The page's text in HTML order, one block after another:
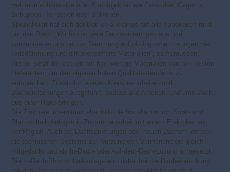
Holzrahmenbauweise oder Bauprojekten wie Fassaden, Carports,
Schuppen, Terrassen oder Balkonen.
Spezialisiert hat sich der Betrieb allerdings auf alle Tätigkeiten rund
um das Dach. „Wir führen viele Dachsanierungen aus und
konzentrieren uns bei der Dämmung auf ökologische Lösungen wie
Holzdämmung und diffusionsoffene Materialien“, so Asmussen.
Hierbei setzt der Betrieb auf hochwertige Materialien von den besten
Lieferanten, um den eigenen hohen Qualitätsstandards zu
entsprechen. Zusätzlich werden Klempnerarbeiten und
Dacheindeckungen ausgeführt, sodass alle Arbeiten rund ums Dach
aus einer Hand erfolgen.
Die Zimmerei übernimmt ebenfalls die Installation von Solar- und
Photovoltaik-Anlagen in Zusammenarbeit mit einem Elektriker aus
der Region. Auch bei Dachsanierungen oder neuen Dächern werden
die technischen Systeme zur Nutzung von Sonnenenergie gleich
mitgedacht und als In-Dach- oder Auf-dem-Dach-Lösung umgesetzt.
Die In-Dach-Photovoltaikanlage wird dabei bei der Dacheindeckung